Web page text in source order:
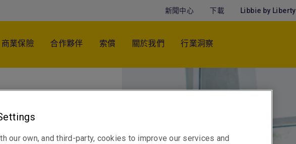
新聞中心 下載 Libbie by Liberty
商業保險 合作夥伴 索償 關於我們 行業洞察
our own, and third-party, cookies to improve our services and